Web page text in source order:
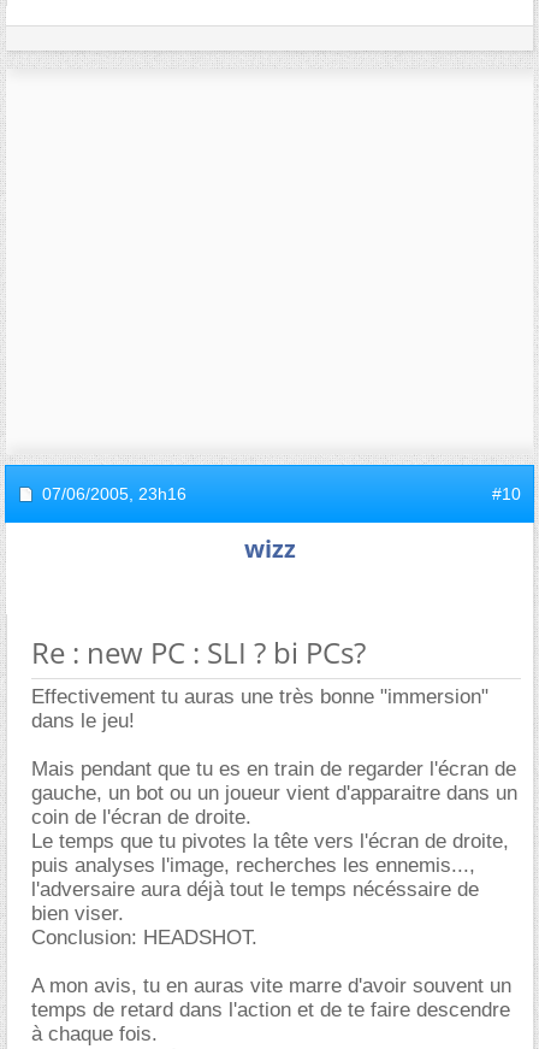
07/06/2005, 23h16 #10
wizz
Re : new PC : SLI ? bi PCs?
Effectivement tu auras une très bonne "immersion"
dans le jeu!
Mais pendant que tu es en train de regarder l'écran de
gauche, un bot ou un joueur vient d'apparaitre dans un
coin de l'écran de droite.
Le temps que tu pivotes la tête vers l'écran de droite,
puis analyses l'image, recherches les ennemis...,
l'adversaire aura déjà tout le temps nécéssaire de
bien viser.
Conclusion: HEADSHOT.
A mon avis, tu en auras vite marre d'avoir souvent un
temps de retard dans l'action et de te faire descendre
à chaque fois.